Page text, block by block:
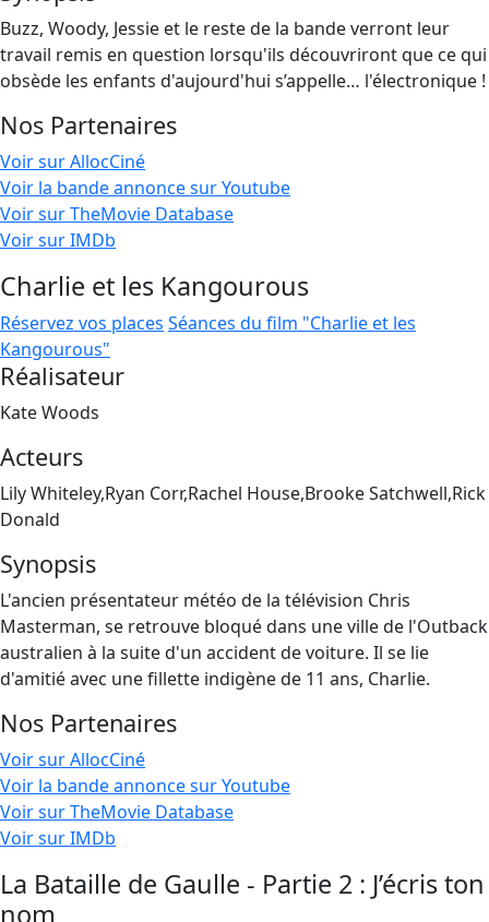
Buzz, Woody, Jessie et le reste de la bande verront leur
travail remis en question lorsqu'ils découvriront que ce qui
obsède les enfants d'aujourd'hui s’appelle… l'électronique !
Nos Partenaires
Voir sur AllocCiné
Voir la bande annonce sur Youtube
Voir sur TheMovie Database
Voir sur IMDb
Charlie et les Kangourous
Réservez vos places Séances du film "Charlie et les
Kangourous"
Réalisateur
Kate Woods
Acteurs
Lily Whiteley,Ryan Corr,Rachel House,Brooke Satchwell,Rick
Donald
Synopsis
L'ancien présentateur météo de la télévision Chris
Masterman, se retrouve bloqué dans une ville de l'Outback
australien à la suite d'un accident de voiture. Il se lie
d'amitié avec une fillette indigène de 11 ans, Charlie.
Nos Partenaires
Voir sur AllocCiné
Voir la bande annonce sur Youtube
Voir sur TheMovie Database
Voir sur IMDb
La Bataille de Gaulle - Partie 2 : J’écris ton
nom